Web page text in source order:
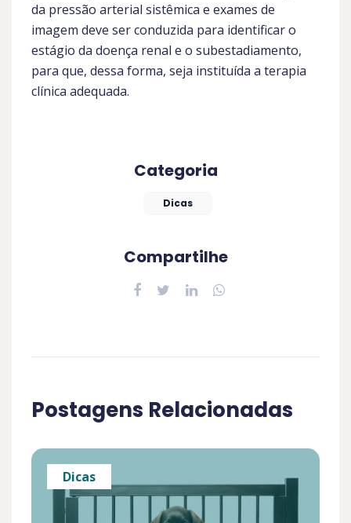
da pressão arterial sistêmica e exames de
imagem deve ser conduzida para identificar o
estágio da doença renal e o subestadiamento,
para que, dessa forma, seja instituída a terapia
clínica adequada.
Categoria
Dicas
Compartilhe
Postagens Relacionadas
Dicas